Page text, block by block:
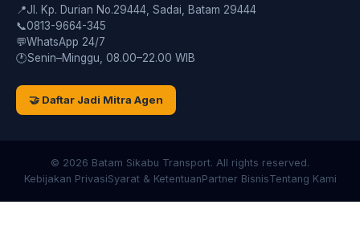
📍Jl. Kp. Durian No.29444, Sadai, Batam 29444
📞0813-9664-345
💬WhatsApp 24/7
🕐Senin–Minggu, 08.00–22.00 WIB
🤝 Daftar Jadi Mitra Agen
© 2026 Batam Sikabu Transport. All rights reserved.
Kebijakan PrivasiSyarat & KetentuanPartner BisnisTentang Kami